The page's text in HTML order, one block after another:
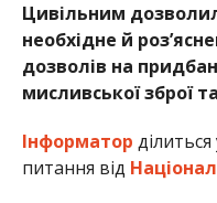
Цивільним
необхідне й
дозволів на
мисливської зброї
Інформатор
питання від